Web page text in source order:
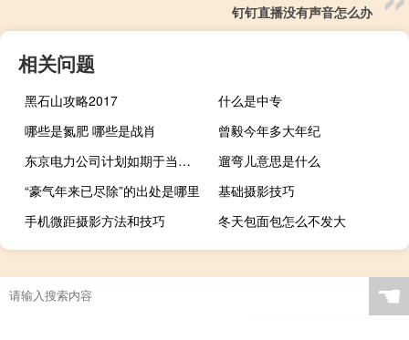
钉钉直播没有声音怎么办
相关问题
黑石山攻略2017
什么是中专
哪些是氮肥 哪些是战肖
曾毅今年多大年纪
东京电力公司计划如期于当地时间下午1点（北京时间上午12:00）排放福岛核废水
遛弯儿意思是什么
“豪气年来已尽除”的出处是哪里
基础摄影技巧
手机微距摄影方法和技巧
冬天包面包怎么不发大
☚